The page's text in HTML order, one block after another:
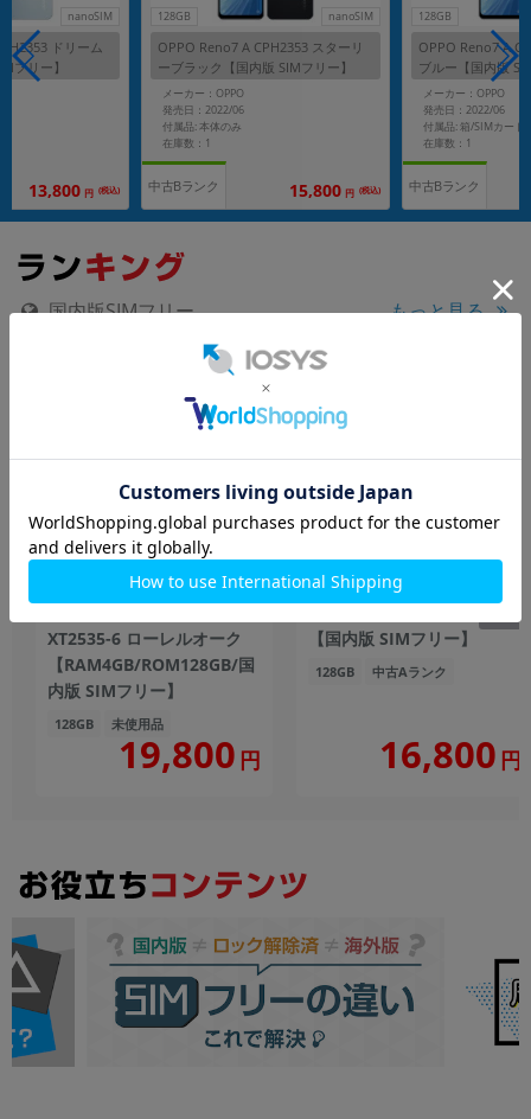
nanoSIM
ドリーム
フリー】
13,800 円 (税込)
128GB nanoSIM
OPPO Reno7 A CPH2353 スターリ
ーブラック【国内版 SIMフリー】
メーカー：OPPO
発売日：2022/06
付属品: 本体のみ
在庫数：1
中古Bランク 15,800 円 (税込)
128GB
OPPO Reno7 A
ブルー【国内版
メーカー：OPPO
発売日：2022/06
在庫数：1
中古Bランク
国内版SIMフリー もっと見る
XT2535-6 ローレルオーク
【RAM4GB/ROM128GB/国
内版 SIMフリー】
128GB 未使用品
19,800 円
【国内版 SIMフリー】
128GB 中古Aランク
16,800 円